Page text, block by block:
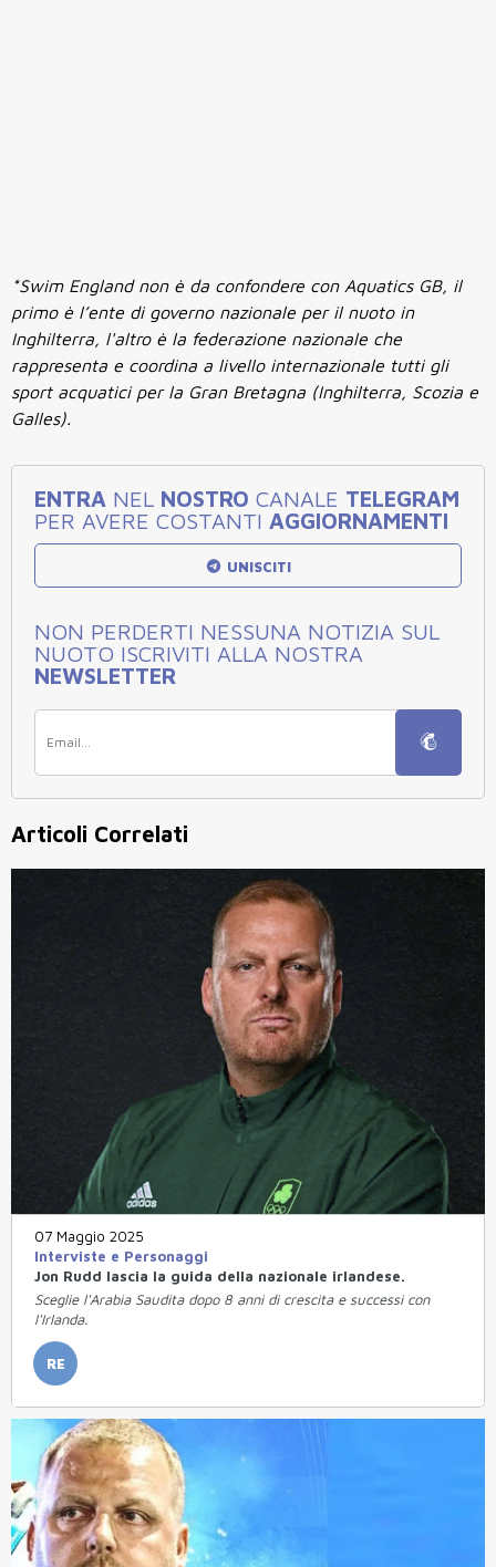
*Swim England non è da confondere con Aquatics GB, il
primo è l’ente di governo nazionale per il nuoto in
Inghilterra, l'altro è la federazione nazionale che
rappresenta e coordina a livello internazionale tutti gli
sport acquatici per la Gran Bretagna (Inghilterra, Scozia e
Galles).
ENTRA NEL NOSTRO CANALE TELEGRAM
PER AVERE COSTANTI AGGIORNAMENTI
UNISCITI
NON PERDERTI NESSUNA NOTIZIA SUL
NUOTO ISCRIVITI ALLA NOSTRA
NEWSLETTER
Articoli Correlati
07 Maggio 2025
Interviste e Personaggi
Jon Rudd lascia la guida della nazionale irlandese.
Sceglie l'Arabia Saudita dopo 8 anni di crescita e successi con
l'Irlanda.
RE